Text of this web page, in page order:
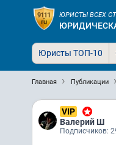
ЮРИСТЫ ВСЕХ
Юристы ТОП-10
Главная Публикации
VIP
Валерий Ш
Подписчиков: